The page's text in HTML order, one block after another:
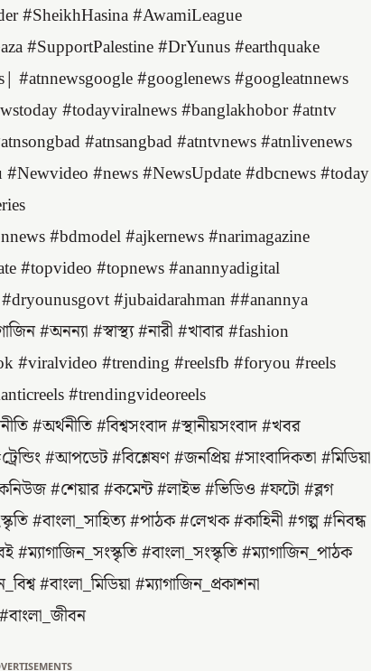
#SheikhHasina #AwamiLeague
#SupportPalestine #DrYunus #earthquake
#atnnewsgoogle​ #googlenews​ #googleatnnews​
#todayviralnews​ #banglakhobor​ #atntv​
#atnsangbad​ #atntvnews​ #atnlivenews​
#news #NewsUpdate #dbcnews #today
#bdmodel #ajkernews #narimagazine
#topvideo #topnews #anannyadigital
#jubaidarahman ##anannya
#অনন্যা #স্বাস্থ্য #নারী #খাবার #fashion
#viralvideo #trending #reelsfb #foryou #reels
#trendingvideoreels
#বিশ্বসংবাদ #স্থানীয়সংবাদ #খবর
#আপডেট #বিশ্লেষণ #জনপ্রিয় #সাংবাদিকতা #মিডিয়া
#শেয়ার #কমেন্ট #লাইভ #ভিডিও #ফটো #ব্লগ
#বাংলা_সাহিত্য #পাঠক #লেখক #কাহিনী #গল্প #নিবন্ধ
#ম্যাগাজিন_সংস্কৃতি #বাংলা_সংস্কৃতি #ম্যাগাজিন_পাঠক
#বাংলা_মিডিয়া #ম্যাগাজিন_প্রকাশনা